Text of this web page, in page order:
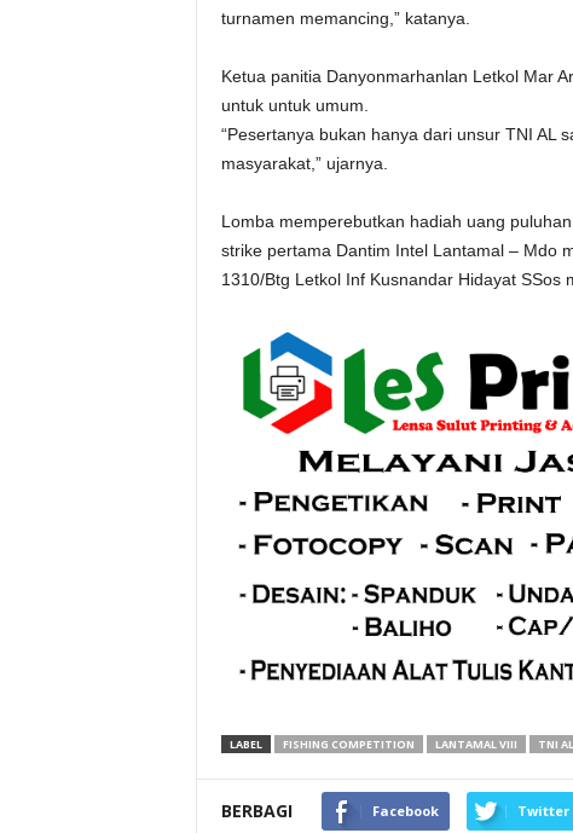
turnamen memancing,” katanya.
Ketua panitia Danyonmarhanlan Letkol Mar
untuk untuk umum.
“Pesertanya bukan hanya dari unsur TNI AL
masyarakat,” ujarnya.
Lomba memperebutkan hadiah uang
strike pertama Dantim Intel Lantamal – Mdo
1310/Btg Letkol Inf Kusnandar Hidayat SSos
LABEL FISHING COMPETITION LANTAMAL VIII TNI AL
BERBAGI Facebook Twitter